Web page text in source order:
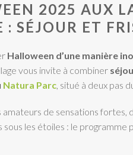
2025 AUX
: SÉJOUR ET
Halloween d’une manière
vous invite à combiner
Natura Parc, situé à deux pas
amateurs de sensations
sous les étoiles : le